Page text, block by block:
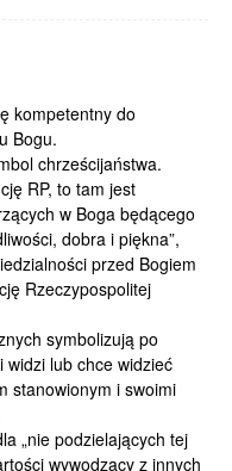
kompetentny do
Bogu.
chrześcijaństwa.
RP, to tam jest
w Boga będącego
dobra i piękna”,
przed Bogiem
Rzeczypospolitej
symbolizują po
lub chce widzieć
stanowionym i swoimi
„nie podzielających tej
wywodzący z innych